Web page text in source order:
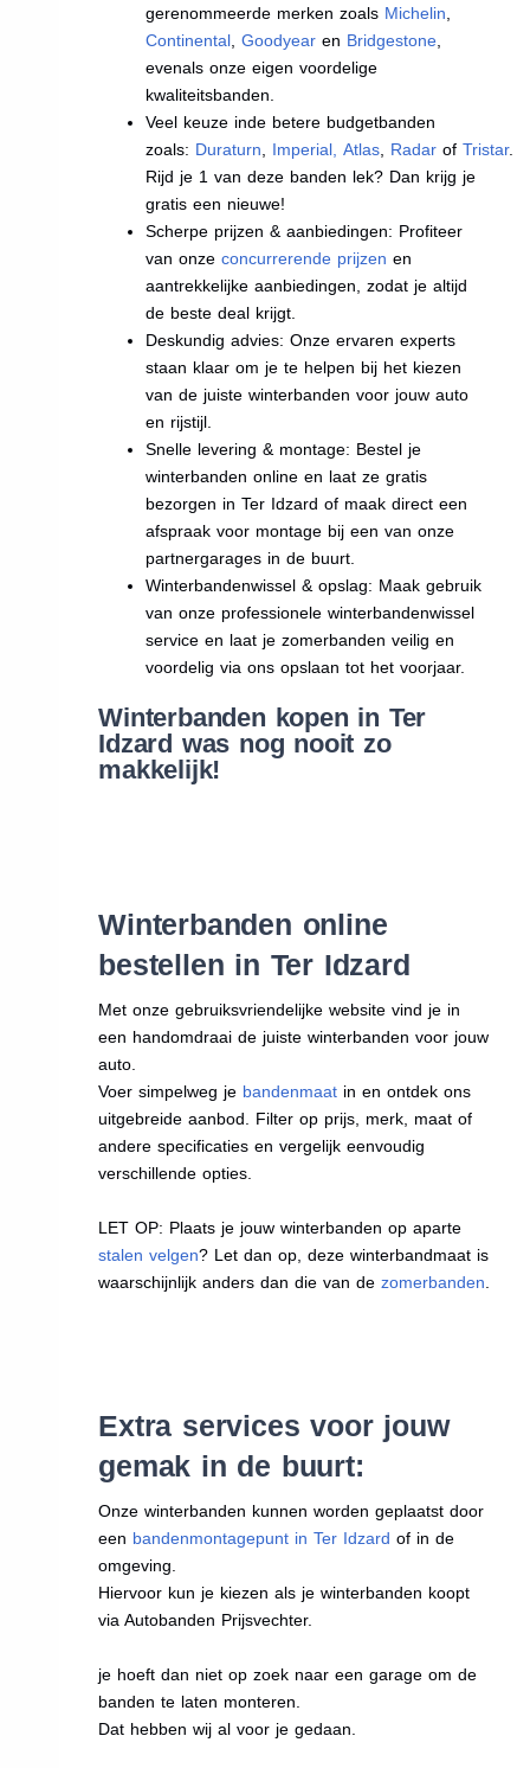
gerenommeerde merken zoals Michelin
Continental ,Goodyear en Bridgestone
evenals onze eigen voordelige
kwaliteitsbanden.
Veel keuze inde betere budgetbanden
zoals: Duraturn Imperial Atlas Radar ofTristar.
Rijd je 1 van deze banden lek? Dan krijg je
gratis een nieuwe!
Scherpe prijzen & aanbiedingen: Profiteer
van onzeconcurrerende prijzen en
aantrekkelijke aanbiedingen, zodat je altijd
de beste deal krijgt.
Deskundig advies: Onze ervaren experts
staan klaar om je te helpen bij het kiezen
van de juiste winterbanden voor jouw auto
en rijstijl.
Snelle levering & montage: Bestel je
winterbanden online en laat ze gratis
bezorgen in Ter Idzard of maak direct een
afspraak voor montage bij een van onze
partnergarages in de buurt.
Winterbandenwissel & opslag: Maak gebruik
van onze professionele winterbandenwissel
service en laat je zomerbanden veilig en
voordelig via ons opslaan tot het voorjaar.
Winterbanden kopen in Ter
Idzard was nog nooit zo
makkelijk!
Winterbanden online
bestellen in Ter Idzard
Met onze gebruiksvriendelijke website vind je in
een handomdraai de juiste winterbanden voor jouw
auto.
Voer simpelweg je bandenmaat in en ontdek ons
uitgebreide aanbod. Filter op prijs, merk, maat of
andere specificaties en vergelijk eenvoudig
verschillende opties.
LET OP: Plaats je jouw winterbanden op aparte
stalen velgen? Let dan op, deze winterbandmaat is
waarschijnlijk anders dan die van dezomerbanden
Extra services voor jouw
gemak in de buurt:
Onze winterbanden kunnen worden geplaatst door
een bandenmontagepunt in Ter Idzard of in de
omgeving.
Hiervoor kun je kiezen als je winterbanden koopt
via Autobanden Prijsvechter.
je hoeft dan niet op zoek naar een garage om de
banden te laten monteren.
Dat hebben wij al voor je gedaan.